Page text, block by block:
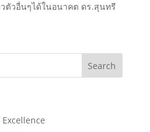
ตัวอื่นๆได้ในอนาคต ดร.สุนทรี